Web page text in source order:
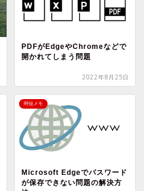
PDFがEdgeやChromeなどで
開かれてしまう問題
2022年8月25日
時短メモ
Microsoft Edgeでパスワード
が保存できない問題の解決方